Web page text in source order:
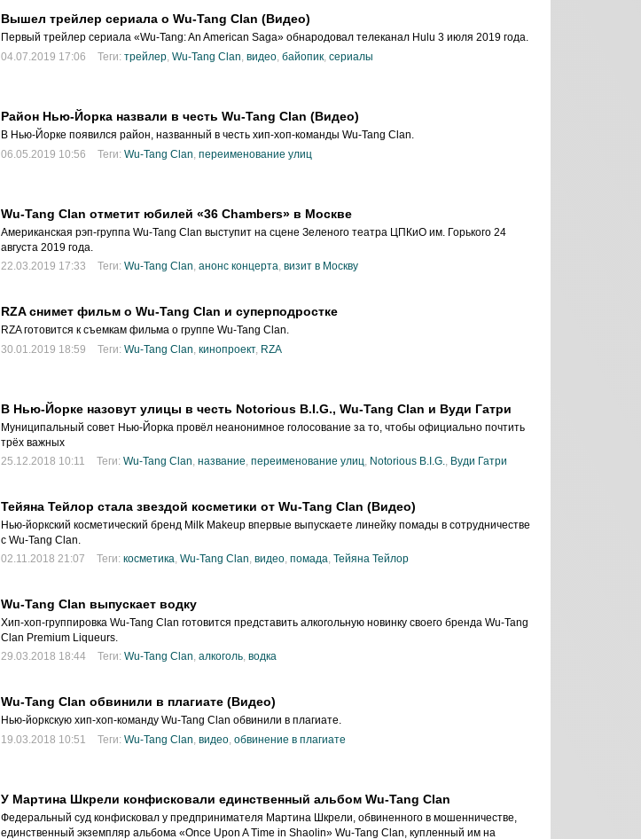
Вышел трейлер сериала о Wu-Tang Clan (Видео)
Первый трейлер сериала «Wu-Tang: An American Saga» обнародовал телеканал Hulu 3 июля 2019 года.
04.07.2019 17:06
Теги: трейлер Wu-Tang Clan видео байопик сериалы
Район Нью-Йорка назвали в честь Wu-Tang Clan (Видео)
В Нью-Йорке появился район, названный в честь хип-хоп-команды Wu-Tang Clan.
06.05.2019 10:56
Теги: Wu-Tang Clan переименование улиц
Wu-Tang Clan отметит юбилей «36 Chambers» в Москве
Американская рэп-группа Wu-Tang Clan выступит на сцене Зеленого театра ЦПКиО им. Горького 24
августа 2019 года.
22.03.2019 17:33
Теги: Wu-Tang Clan, анонс концерта, визит в Москву
RZA снимет фильм о Wu-Tang Clan и суперподростке
RZA готовится к съемкам фильма о группе Wu-Tang Clan.
30.01.2019 18:59
Теги: Wu-Tang Clan кинопроект, RZA
В Нью-Йорке назовут улицы в честь Notorious B.I.G., Wu-Tang Clan и Вуди Гатри
Муниципальный совет Нью-Йорка провёл неанонимное голосование за то, чтобы официально почтить
трёх важных
25.12.2018 10:11
Теги: Wu-Tang Clan, название, переименование улиц, Notorious B.I.G., Вуди Гатри
Тейяна Тейлор стала звездой косметики от Wu-Tang Clan (Видео)
Нью-йоркский косметический бренд Milk Makeup впервые выпускаете линейку помады в сотрудничестве
с Wu-Tang Clan.
02.11.2018 21:07
Теги: косметика, Wu-Tang Clan, видео, помада, Тейяна Тейлор
Wu-Tang Clan выпускает водку
Хип-хоп-группировка Wu-Tang Clan готовится представить алкогольную новинку своего бренда Wu-Tang
Clan Premium Liqueurs.
29.03.2018 18:44
Теги: Wu-Tang Clan, алкоголь, водка
Wu-Tang Clan обвинили в плагиате (Видео)
Нью-йоркскую хип-хоп-команду Wu-Tang Clan обвинили в плагиате.
19.03.2018 10:51
Теги: Wu-Tang Clan видео обвинение в плагиате
У Мартина Шкрели конфисковали единственный альбом Wu-Tang Clan
Федеральный суд конфисковал у предпринимателя Мартина Шкрели, обвиненного в мошенничестве,
единственный экземпляр альбома «Once Upon A Time in Shaolin» Wu-Tang Clan, купленный им на